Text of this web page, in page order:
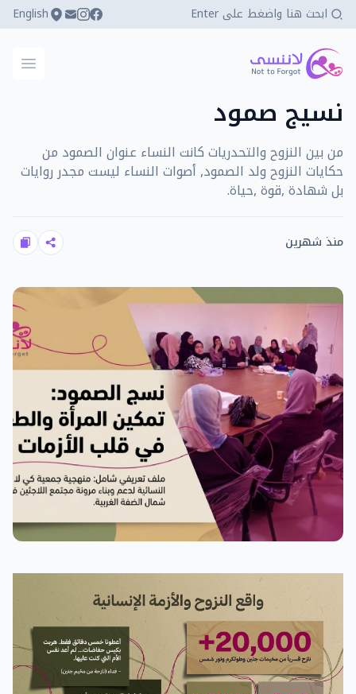
English
كي لا ننسى
فتح
نسيج صمود
من بين النزوح والتحدريات كانت النساء عنوان الصمود من
حكايات النزوح ولد الصمود, أصوات النساء ليست مجدر روايات
بل شهادة ,قوة ,حياة.
منذ شهرين